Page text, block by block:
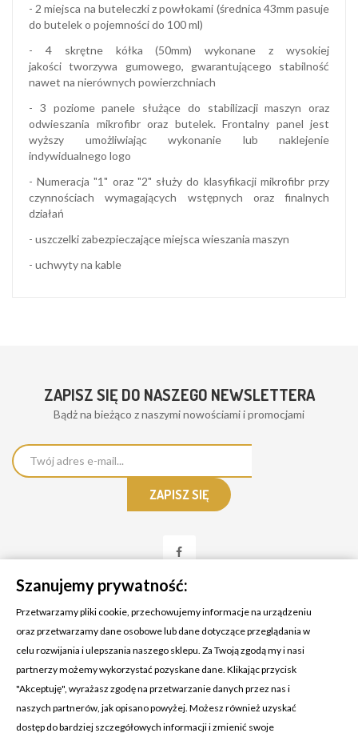
- 2 miejsca na buteleczki z powłokami (średnica 43mm pasuje
do butelek o pojemności do 100 ml)
- 4 skrętne kółka (50mm) wykonane z wysokiej
jakości tworzywa gumowego, gwarantującego stabilność
nawet na nierównych powierzchniach
- 3 poziome panele służące do stabilizacji maszyn oraz
odwieszania mikrofibr oraz butelek. Frontalny panel jest
wyższy umożliwiając wykonanie lub naklejenie
indywidualnego logo
- Numeracja "1" oraz "2" służy do klasyfikacji mikrofibr przy
czynnościach wymagających wstępnych oraz finalnych
działań
- uszczelki zabezpieczające miejsca wieszania maszyn
- uchwyty na kable
ZAPISZ SIĘ DO NASZEGO NEWSLETTERA
Bądż na bieżąco z naszymi nowościami i promocjami
KONTAKT Z NAMI
Adres:
Cosmetic4car
Budzisz 73A
39-200 Dębica
Szanujemy prywatność:
Przetwarzamy pliki cookie, przechowujemy informacje na urządzeniu
oraz przetwarzamy dane osobowe lub dane dotyczące przeglądania w
celu rozwijania i ulepszania naszego sklepu. Za Twoją zgodą my i nasi
partnerzy możemy wykorzystać pozyskane dane. Klikając przycisk
"Akceptuję", wyrażasz zgodę na przetwarzanie danych przez nas i
naszych partnerów, jak opisano powyżej. Możesz również uzyskać
dostęp do bardziej szczegółowych informacji i zmienić swoje